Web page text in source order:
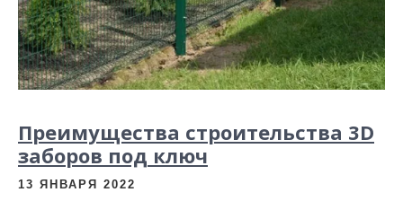
Преимущества строительства 3D
заборов под ключ
13 ЯНВАРЯ 2022